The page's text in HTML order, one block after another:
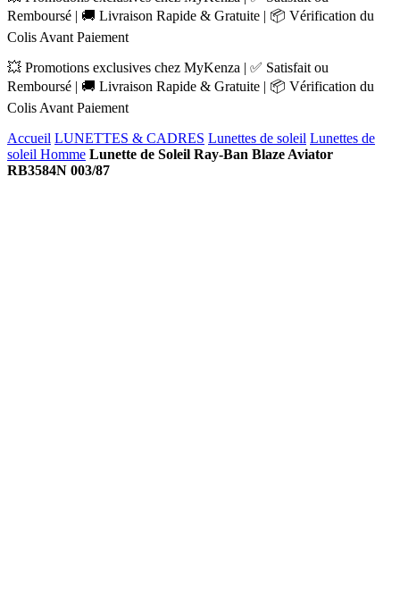
Remboursé | 🚚 Livraison Rapide & Gratuite | 📦 Vérification du
Colis Avant Paiement
💥 Promotions exclusives chez MyKenza | ✅ Satisfait ou
Remboursé | 🚚 Livraison Rapide & Gratuite | 📦 Vérification du
Colis Avant Paiement
Accueil LUNETTES & CADRES Lunettes de soleil Lunettes de
soleil Homme Lunette de Soleil Ray-Ban Blaze Aviator
RB3584N 003/87